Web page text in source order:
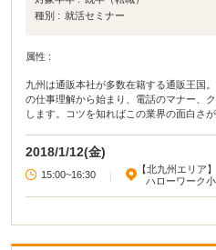
種別 : 就活セミナー
属性 :
九州は通販本社が多数在籍する通販王国
の仕事理解から始まり、電話のマナー、
します。コツを知ればこの業界の面白さ
2018/1/12(金)
15:00~16:30 |
【北九州エリア】
ハローワーク